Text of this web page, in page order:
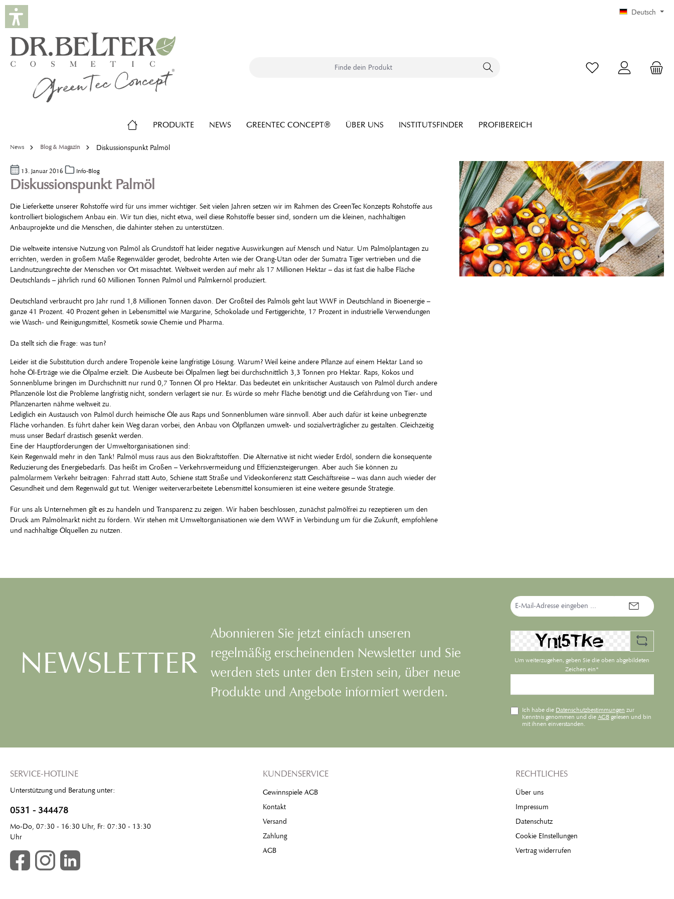
Deutsch
PRODUKTE NEWS GREENTEC CONCEPT® ÜBER UNS INSTITUTSFINDER PROFIBEREICH
News Blog & Magazin Diskussionspunkt Palmöl
13. Januar 2016 Info-Blog
Diskussionspunkt Palmöl
Die Lieferkette unserer Rohstoffe wird für uns immer wichtiger. Seit vielen Jahren setzen wir im Rahmen des GreenTec Konzepts Rohstoffe aus
kontrolliert biologischem Anbau ein. Wir tun dies, nicht etwa, weil diese Rohstoffe besser sind, sondern um die kleinen, nachhaltigen
Anbauprojekte und die Menschen, die dahinter stehen zu unterstützen.
Die weltweite intensive Nutzung von Palmöl als Grundstoff hat leider negative Auswirkungen auf Mensch und Natur. Um Palmölplantagen zu
errichten, werden in großem Maße Regenwälder gerodet, bedrohte Arten wie der Orang-Utan oder der Sumatra Tiger vertrieben und die
Landnutzungsrechte der Menschen vor Ort missachtet. Weltweit werden auf mehr als 17 Millionen Hektar – das ist fast die halbe Fläche
Deutschlands – jährlich rund 60 Millionen Tonnen Palmöl und Palmkernöl produziert.
Deutschland verbraucht pro Jahr rund 1,8 Millionen Tonnen davon. Der Großteil des Palmöls geht laut WWF in Deutschland in Bioenergie –
ganze 41 Prozent. 40 Prozent gehen in Lebensmittel wie Margarine, Schokolade und Fertiggerichte, 17 Prozent in industrielle Verwendungen
wie Wasch- und Reinigungsmittel, Kosmetik sowie Chemie und Pharma.
Da stellt sich die Frage: was tun?
Leider ist die Substitution durch andere Tropenöle keine langfristige Lösung. Warum? Weil keine andere Pflanze auf einem Hektar Land so
hohe Öl-Erträge wie die Ölpalme erzielt. Die Ausbeute bei Ölpalmen liegt bei durchschnittlich 3,3 Tonnen pro Hektar. Raps, Kokos und
Sonnenblume bringen im Durchschnitt nur rund 0,7 Tonnen Öl pro Hektar. Das bedeutet ein unkritischer Austausch von Palmöl durch andere
Pflanzenöle löst die Probleme langfristig nicht, sondern verlagert sie nur. Es würde so mehr Fläche benötigt und die Gefährdung von Tier- und
Pflanzenarten nähme weltweit zu.
Lediglich ein Austausch von Palmöl durch heimische Öle aus Raps und Sonnenblumen wäre sinnvoll. Aber auch dafür ist keine unbegrenzte
Fläche vorhanden. Es führt daher kein Weg daran vorbei, den Anbau von Ölpflanzen umwelt- und sozialverträglicher zu gestalten. Gleichzeitig
muss unser Bedarf drastisch gesenkt werden.
Eine der Hauptforderungen der Umweltorganisationen sind:
Kein Regenwald mehr in den Tank! Palmöl muss raus aus den Biokraftstoffen. Die Alternative ist nicht wieder Erdöl, sondern die konsequente
Reduzierung des Energiebedarfs. Das heißt im Großen – Verkehrsvermeidung und Effizienzsteigerungen. Aber auch Sie können zu
palmölarmem Verkehr beitragen: Fahrrad statt Auto, Schiene statt Straße und Videokonferenz statt Geschäftsreise – was dann auch wieder der
Gesundheit und dem Regenwald gut tut. Weniger weiterverarbeitete Lebensmittel konsumieren ist eine weitere gesunde Strategie.
Für uns als Unternehmen gilt es zu handeln und Transparenz zu zeigen. Wir haben beschlossen, zunächst palmölfrei zu rezeptieren um den
Druck am Palmölmarkt nicht zu fördern. Wir stehen mit Umweltorganisationen wie dem WWF in Verbindung um für die Zukunft, empfohlene
und nachhaltige Ölquellen zu nutzen.
NEWSLETTER
Abonnieren Sie jetzt einfach unseren
regelmäßig erscheinenden Newsletter und Sie
werden stets unter den Ersten sein, über neue
Produkte und Angebote informiert werden.
E-
Mail-
Adresse*
Um weiterzugehen, geben Sie die oben abgebildeten
Zeichen ein*
Ich habe die Datenschutzbestimmungen zur
Kenntnis genommen und dieAGBgelesen und bin
mit ihnen einverstanden.
SERVICE-HOTLINE
Unterstützung und Beratung unter:
0531 - 344478
Mo-Do, 07:30 - 16:30 Uhr, Fr: 07:30 - 13:30
Uhr
KUNDENSERVICE
Gewinnspiele AGB
Kontakt
Versand
Zahlung
AGB
RECHTLICHES
Über uns
Impressum
Datenschutz
Cookie EInstellungen
Vertrag widerrufen